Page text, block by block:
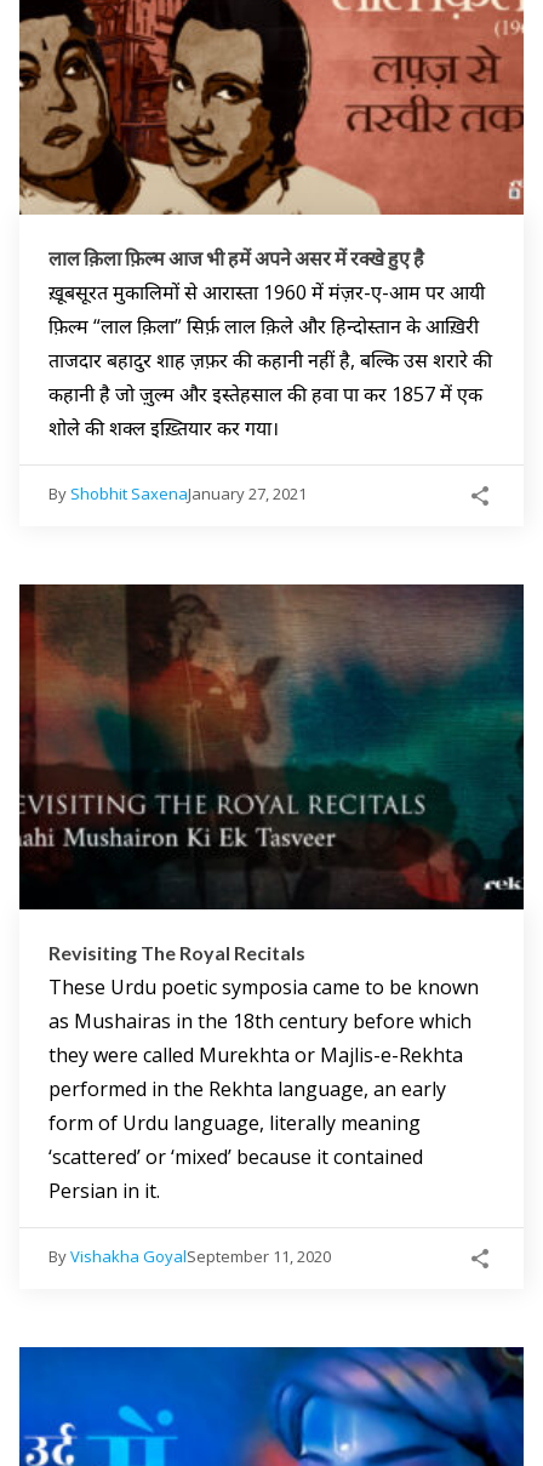
लाल क़िला फ़िल्म आज भी हमें अपने असर में रक्खे हुए है
ख़ूबसूरत मुकालिमों से आरास्ता 1960 में मंज़र-ए-आम पर आयी
फ़िल्म “लाल क़िला” सिर्फ़ लाल क़िले और हिन्दोस्तान के आख़िरी
ताजदार बहादुर शाह ज़फ़र की कहानी नहीं है, बल्कि उस शरारे की
कहानी है जो ज़ुल्म और इस्तेहसाल की हवा पा कर 1857 में एक
शोले की शक्ल इख़्तियार कर गया।
By Shobhit SaxenaJanuary 27, 2021
Revisiting The Royal Recitals
These Urdu poetic symposia came to be known
as Mushairas in the 18th century before which
they were called Murekhta or Majlis-e-Rekhta
performed in the Rekhta language, an early
form of Urdu language, literally meaning
‘scattered’ or ‘mixed’ because it contained
Persian in it.
ByVishakha GoyalSeptember 11, 2020